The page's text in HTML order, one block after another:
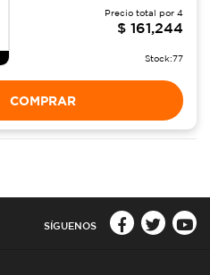
Precio total por 4
$ 161,244
Stock:77
COMPRAR
SÍGUENOS